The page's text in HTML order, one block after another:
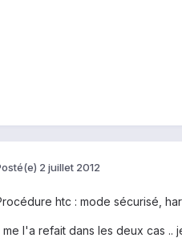
2 juillet 2012
htc : mode sécurisé,
me l'a refait dans les deux cas ..